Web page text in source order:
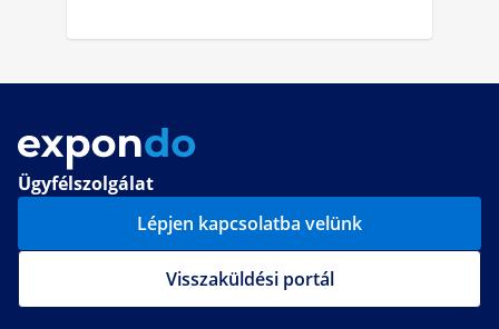
Ügyfélszolgálat
Lépjen kapcsolatba velünk
Visszaküldési portál